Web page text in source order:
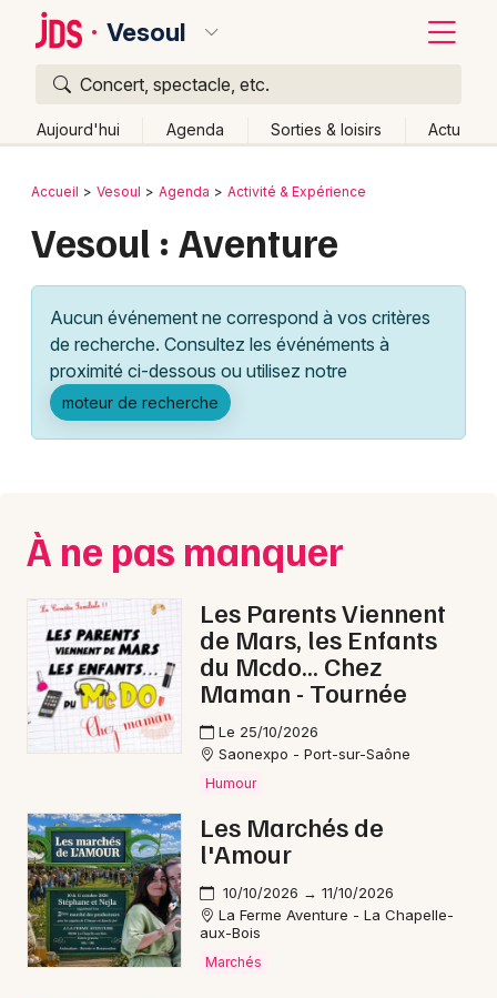
Vesoul
Concert, spectacle, etc.
Aujourd'hui Agenda Sorties & loisirs Actu
Publier un événement
Grands événements
Activité & Expérience
Manifestations
Spectacles
Concerts
Sports
Soirées
Sorties famille
Expos
Sorties & loisirs
Aventure en Haute-Saône
Aventure en Franche-Comté
Bordeaux
Lille
Lyon
Marseille
Nantes
Nice
Paris
Strasbourg
Toulouse
Retour
Accueil Vesoul Agenda Activité & Expérience
Vesoul : Aventure
Aucun événement ne correspond à vos critères
de recherche. Consultez les événéments à
proximité ci-dessous ou utilisez notre
moteur de recherche
À ne pas manquer
Les Parents Viennent
de Mars, les Enfants
du Mcdo... Chez
Maman - Tournée
Le 25/10/2026
Saonexpo - Port-sur-Saône
Humour
Les Marchés de
l'Amour
10/10/2026 → 11/10/2026
La Ferme Aventure - La Chapelle-
aux-Bois
Marchés
Quoi ?
Où ?
Franche-Comté
Partout Près de moi
Quand ?
Ce week-end